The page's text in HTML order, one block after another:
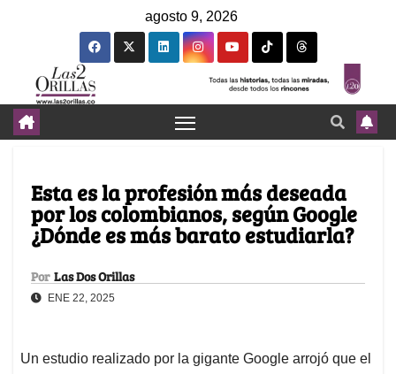
agosto 9, 2026
Esta es la profesión más deseada
por los colombianos, según Google
¿Dónde es más barato estudiarla?
Por Las Dos Orillas
ENE 22, 2025
Un estudio realizado por la gigante Google arrojó que el